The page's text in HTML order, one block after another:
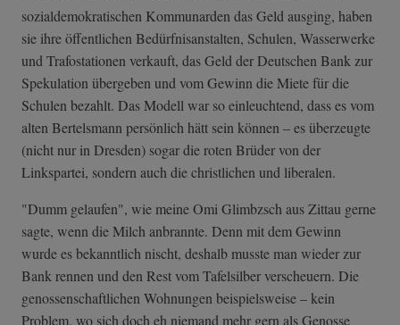
sozialdemokratischen Kommunarden das Geld ausging, haben
sie ihre öffentlichen Bedürfnisanstalten, Schulen, Wasserwerke
und Trafostationen verkauft, das Geld der Deutschen Bank zur
Spekulation übergeben und vom Gewinn die Miete für die
Schulen bezahlt. Das Modell war so einleuchtend, dass es vom
alten Bertelsmann persönlich hätt sein können – es überzeugte
(nicht nur in Dresden) sogar die roten Brüder von der
Linkspartei, sondern auch die christlichen und liberalen.
"Dumm gelaufen", wie meine Omi Glimbzsch aus Zittau gerne
sagte, wenn die Milch anbrannte. Denn mit dem Gewinn
wurde es bekanntlich nischt, deshalb musste man wieder zur
Bank rennen und den Rest vom Tafelsilber verscheuern. Die
genossenschaftlichen Wohnungen beispielsweise – kein
Problem, wo sich doch eh niemand mehr gern als Genosse